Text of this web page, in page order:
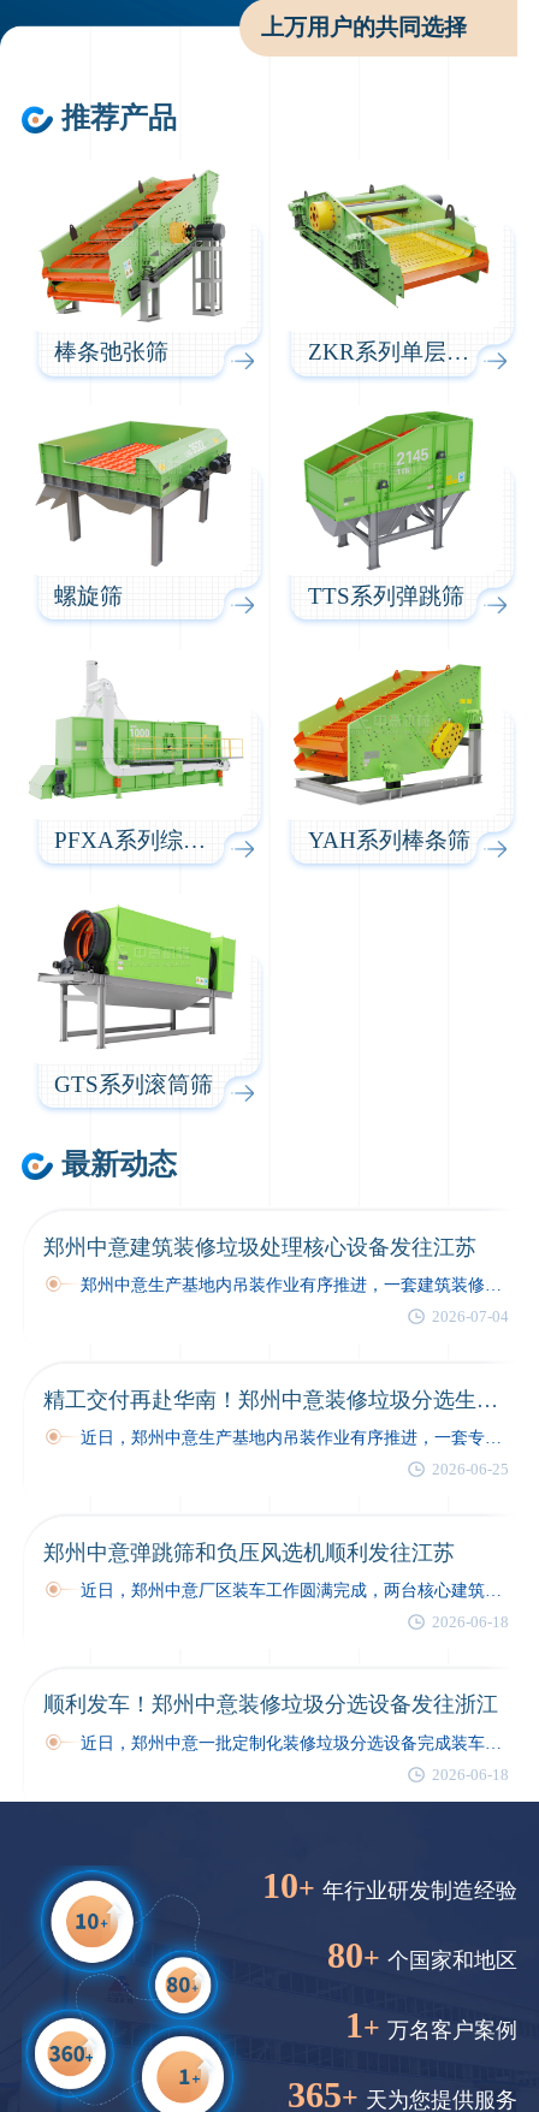
上万用户的共同选择
推荐产品
棒条弛张筛 ZKR系列单层驰张筛
螺旋筛 TTS系列弹跳筛
PFXA系列综合风选机 YAH系列棒条筛
GTS系列滚筒筛
最新动态
郑州中意建筑装修垃圾处理核心设备发往江苏
郑州中意生产基地内吊装作业有序推进，一套建筑装修垃圾处理核心设备完成全项出厂质检，装车固定后正式启程发往江苏项目现场。本次交付的反击式破碎机与集…
2026-07-04
精工交付再赴华南！郑州中意装修垃圾分选生产线发往广东
近日，郑州中意生产基地内吊装作业有序推进，一套专为广东客户定制的装修垃圾分选生产线完成全项出厂质检，完成装车固定后正式启程，奔赴项目现场…
2026-06-25
郑州中意弹跳筛和负压风选机顺利发往江苏
近日，郑州中意厂区装车工作圆满完成，两台核心建筑垃圾分选设备顺利发车，奔赴江苏建筑垃圾技改项目现场…
2026-06-18
顺利发车！郑州中意装修垃圾分选设备发往浙江
近日，郑州中意一批定制化装修垃圾分选设备完成装车，顺利发往浙江客户现场，助力当地装修垃圾规范化分选与资源化再利用工作有序开展。…
2026-06-18
10+ 年行业研发制造经验
80+ 个国家和地区
1+ 万名客户案例
365+ 天为您提供服务